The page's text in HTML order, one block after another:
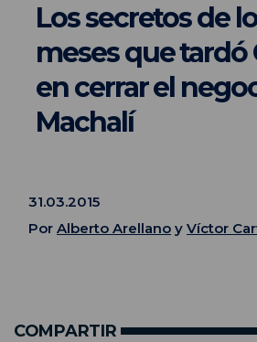
Los secretos de
meses que tardó
en cerrar el
Machalí
31.03.2015
Por Alberto Arellano y Víctor
COMPARTIR